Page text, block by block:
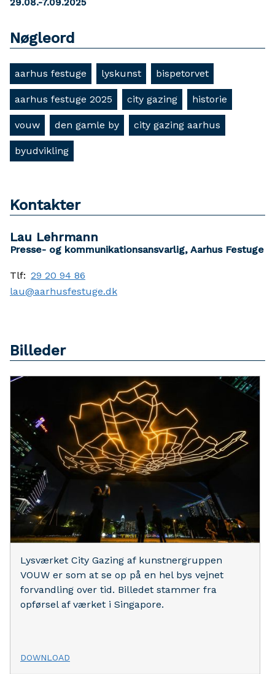
29.08.-7.09.2025
Nøgleord
aarhus festuge lyskunst bispetorvet
aarhus festuge 2025 city gazing historie
vouw den gamle by city gazing aarhus
byudvikling
Kontakter
Lau Lehrmann
Presse- og kommunikationsansvarlig, Aarhus Festuge
Tlf: 29 20 94 86
lau@aarhusfestuge.dk
Billeder
Lysværket City Gazing af kunstnergruppen
VOUW er som at se op på en hel bys vejnet
forvandling over tid. Billedet stammer fra
opførsel af værket i Singapore.
DOWNLOAD